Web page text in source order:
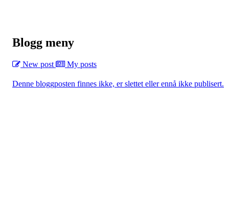
Blogg meny
New post My posts
Denne bloggposten finnes ikke, er slettet eller ennå ikke publisert.